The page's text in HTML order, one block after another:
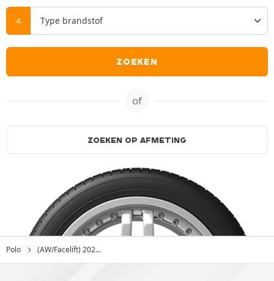
ZOEKEN
of
ZOEKEN OP AFMETING
Polo (AW/Facelift) 202...